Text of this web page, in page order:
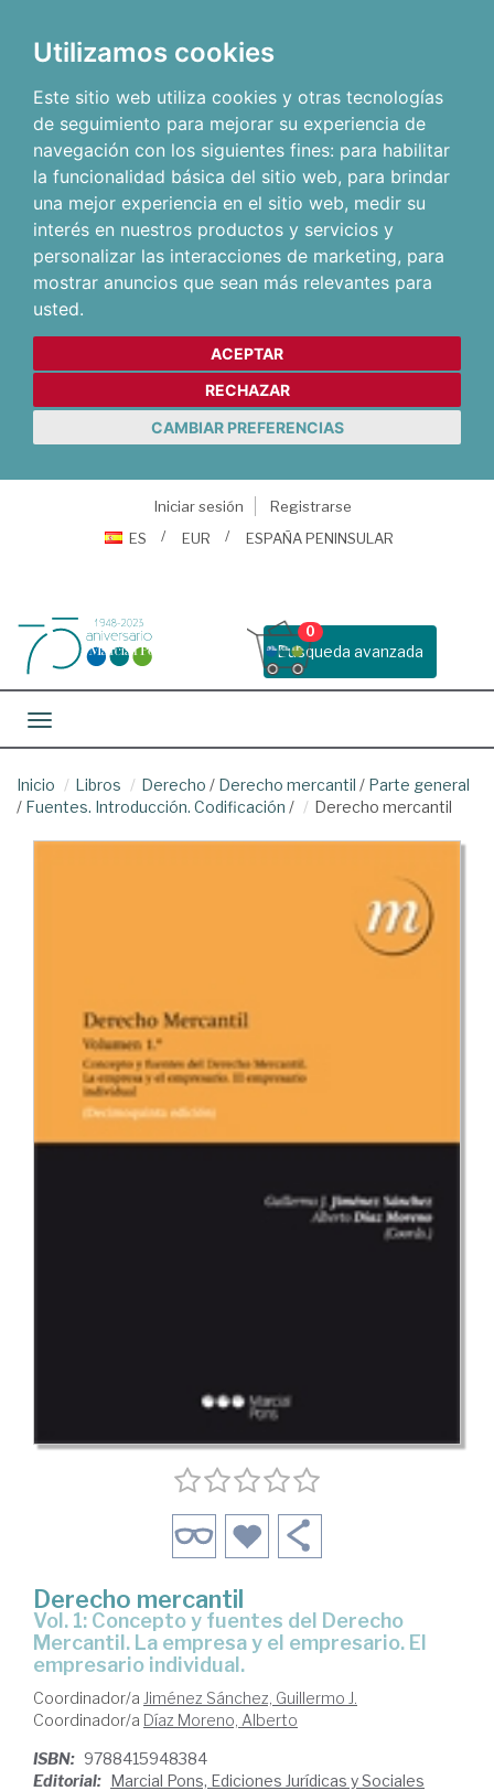
Utilizamos cookies
Este sitio web utiliza cookies y otras tecnologías
de seguimiento para mejorar su experiencia de
navegación con los siguientes fines: para habilitar
la funcionalidad básica del sitio web, para brindar
una mejor experiencia en el sitio web, medir su
interés en nuestros productos y servicios y
personalizar las interacciones de marketing, para
mostrar anuncios que sean más relevantes para
usted.
ACEPTAR
RECHAZAR
CAMBIAR PREFERENCIAS
Iniciar sesión
Registrarse
ES
EUR ESPAÑA PENINSULAR
Busqueda avanzada
0
Toggle navigation
Inicio Libros Derecho / Derecho mercantil / Parte general
/ Fuentes. Introducción. Codificación / Derecho mercantil
Derecho mercantil
Vol. 1: Concepto y fuentes del Derecho
Mercantil. La empresa y el empresario. El
empresario individual.
Coordinador/a Jiménez Sánchez, Guillermo J.
Coordinador/a Díaz Moreno, Alberto
ISBN: 9788415948384
Editorial: Marcial Pons, Ediciones Jurídicas y Sociales